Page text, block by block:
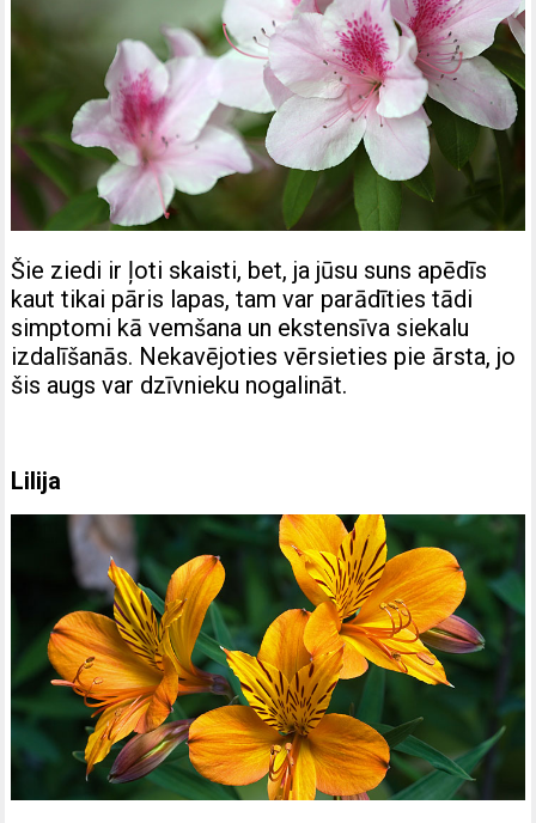
Šie ziedi ir ļoti skaisti, bet, ja jūsu suns apēdīs
kaut tikai pāris lapas, tam var parādīties tādi
simptomi kā vemšana un ekstensīva siekalu
izdalīšanās. Nekavējoties vērsieties pie ārsta, jo
šis augs var dzīvnieku nogalināt.
Lilija